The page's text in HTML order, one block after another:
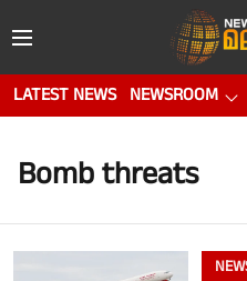
LATEST NEWS NEWSROOM
Bomb threats